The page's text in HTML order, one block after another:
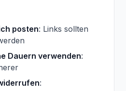
posten: Links sollten
Dauern verwenden:
: